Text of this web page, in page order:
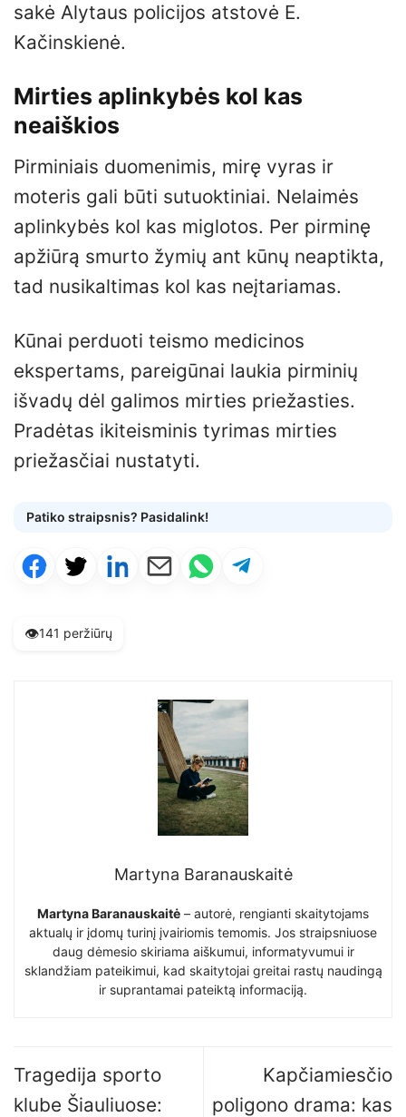
sakė Alytaus policijos atstovė E.
Kačinskienė.
Mirties aplinkybės kol kas
neaiškios
Pirminiais duomenimis, mirę vyras ir
moteris gali būti sutuoktiniai. Nelaimės
aplinkybės kol kas miglotos. Per pirminę
apžiūrą smurto žymių ant kūnų neaptikta,
tad nusikaltimas kol kas neįtariamas.
Kūnai perduoti teismo medicinos
ekspertams, pareigūnai laukia pirminių
išvadų dėl galimos mirties priežasties.
Pradėtas ikiteisminis tyrimas mirties
priežasčiai nustatyti.
Patiko straipsnis? Pasidalink!
👁️141 peržiūrų
Martyna Baranauskaitė
Martyna Baranauskaitė – autorė, rengianti skaitytojams
aktualų ir įdomų turinį įvairiomis temomis. Jos straipsniuose
daug dėmesio skiriama aiškumui, informatyvumui ir
sklandžiam pateikimui, kad skaitytojai greitai rastų naudingą
ir suprantamai pateiktą informaciją.
Tragedija sporto
klube Šiauliuose:
Kapčiamiesčio
poligono drama: kas